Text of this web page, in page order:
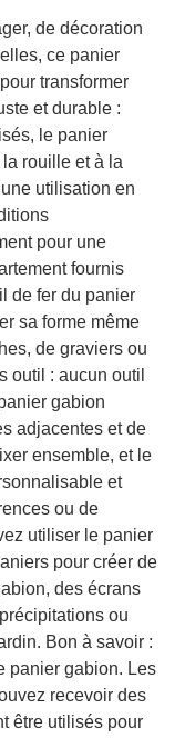
de décoration
ce panier
transformer
et durable :
le panier
rouille et à la
utilisation en
pour une
fournis
de fer du panier
sa forme même
de graviers ou
outil : aucun outil
gabion
adjacentes et de
ensemble, et le
et
ou de
utiliser le panier
pour créer de
des écrans
ou
Bon à savoir :
panier gabion. Les
recevoir des
être utilisés pour